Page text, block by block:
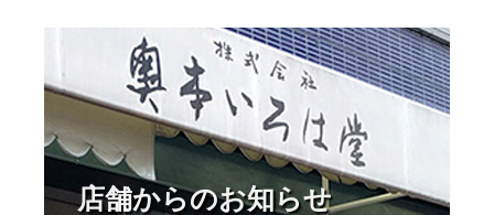
店舗からのお知らせ